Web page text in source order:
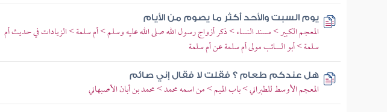
يوم السبت والأحد أكثر ما يصوم من الأيام
المعجم الكبير > مسند النساء > ذكر أزواج رسول الله صلى الله عليه وسلم > أم سلمة > الزيادات في حديث أم
سلمة > أبو السائب مولى أم سلمة عن أم سلمة
هل عندكم طعام ؟ فقلت لا فقال إني صائم
المعجم الأوسط للطبراني > باب الميم > من اسمه محمد > محمد بن أبان الأصبهاني